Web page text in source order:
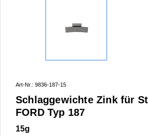
Art-Nr.: 9836-187-15
Schlaggewichte Zink für
FORD Typ 187
15g